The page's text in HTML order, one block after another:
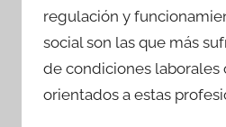
regulación y
social son las que más
de condiciones
orientados a estas